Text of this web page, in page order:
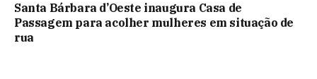
Santa Bárbara d’Oeste inaugura Casa de
Passagem para acolher mulheres em situação de
rua